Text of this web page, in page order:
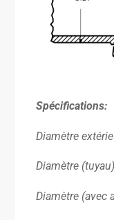
Spécifications:
Diamètre
Diamètre
Diamètre (avec